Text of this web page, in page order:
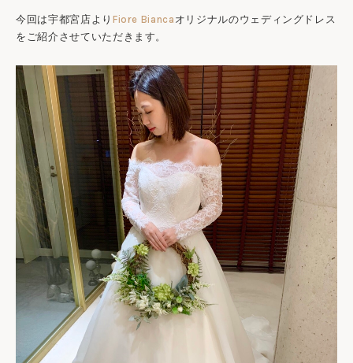
今回は宇都宮店より Fiore Bianca オリジナルのウェディングドレス
をご紹介させていただきます。